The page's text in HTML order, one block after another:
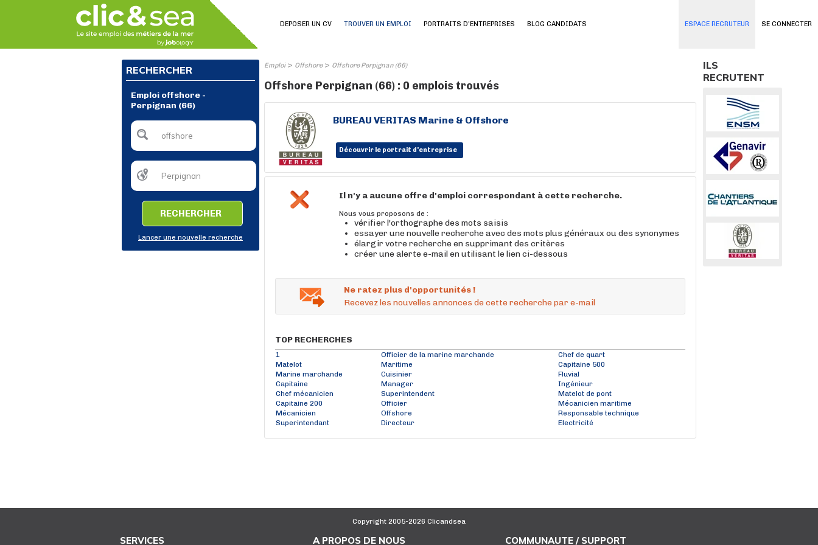
SE CONNECTER
DEPOSER UN CV TROUVER UN EMPLOI PORTRAITS D'ENTREPRISES BLOG CANDIDATS ESPACE RECRUTEUR
RECHERCHER
Emploi offshore -
Perpignan (66)
RECHERCHER
Lancer une nouvelle recherche
Emploi> Offshore> Offshore Perpignan (66)
Offshore Perpignan (66) : 0 emplois trouvés
BUREAU VERITAS Marine & Offshore
Découvrir le portrait d'entreprise
Il n'y a aucune offre d'emploi correspondant à cette recherche.
Nous vous proposons de :
vérifier l'orthographe des mots saisis
essayer une nouvelle recherche avec des mots plus généraux ou des synonymes
élargir votre recherche en supprimant des critères
créer une alerte e-mail en utilisant le lien ci-dessous
Ne ratez plus d'opportunités !
Recevez les nouvelles annonces de cette recherche par e-mail
TOP RECHERCHES
1 Officier de la marine marchande
Chef de quart
Matelot
Maritime
Capitaine 500
Marine marchande
Cuisinier
Fluvial
Capitaine
Manager
Ingénieur
Chef mécanicien
Superintendent
Matelot de pont
Capitaine 200
Officier
Mécanicien maritime
Mécanicien
Offshore
Responsable technique
Superintendant
Directeur Electricité
ILS
RECRUTENT
Copyright 2005-2026 Clicandsea
SERVICES A PROPOS DE NOUS COMMUNAUTE / SUPPORT